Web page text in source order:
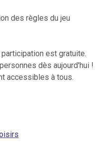
des règles du jeu
est gratuite.
dès aujourd'hui !
accessibles à tous.